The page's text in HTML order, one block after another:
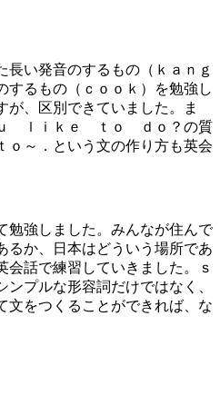
長い発音のするもの（ｋａｎｇ
するもの（ｃｏｏｋ）を勉強し
が、区別できていました。ま
ｌｉｋｅ ｔｏ ｄｏ？の質
～．という文の作り方も英会
勉強しました。みんなが住んで
るか、日本はどういう場所であ
会話で練習していきました。ｓ
プルな形容詞だけではなく、
文をつくることができれば、な